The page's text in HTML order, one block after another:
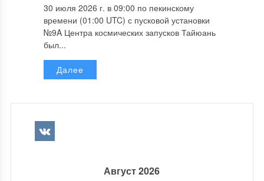
30 июля 2026 г. в 09:00 по пекинскому
времени (01:00 UTC) с пусковой установки
№9A Центра космических запусков Тайюань
был...
Далее
Август 2026